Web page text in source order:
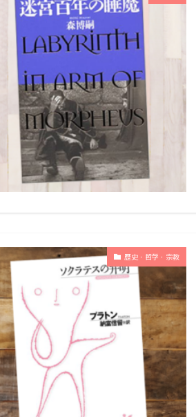
歴史・哲学・宗教